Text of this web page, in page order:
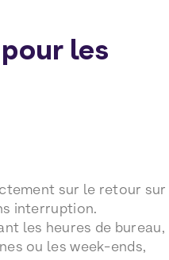
les
sur le retour sur
interruption.
les heures de bureau,
ou les week-ends,